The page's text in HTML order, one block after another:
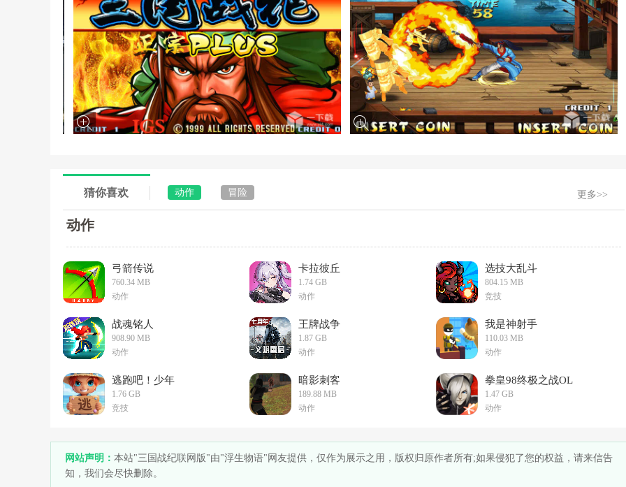
猜你喜欢 动作 更多>>
冒险
动作
弓箭传说
760.34 MB
动作
卡拉彼丘
1.74 GB
动作
选技大乱斗
804.15 MB
竞技
战魂铭人
908.90 MB
动作
王牌战争
1.87 GB
动作
我是神射手
110.03 MB
动作
逃跑吧！少年
1.76 GB
竞技
暗影刺客
189.88 MB
动作
拳皇98终极之战OL
1.47 GB
动作
网站声明： 本站"三国战纪联网版"由"浮生物语"网友提供，仅作为展示之用，版权归原作者所有;如果侵犯了您的权益，请来信告
知，我们会尽快删除。